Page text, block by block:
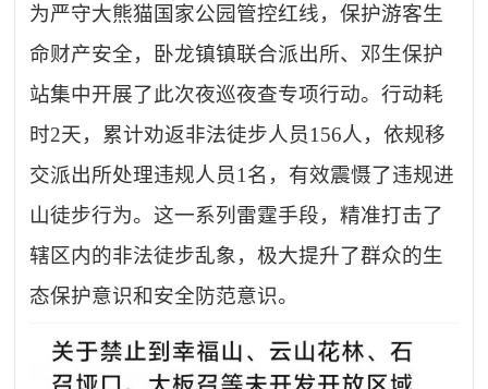
为严守大熊猫国家公园管控红线，保护游客生
命财产安全，卧龙镇镇联合派出所、邓生保护
站集中开展了此次夜巡夜查专项行动。行动耗
时2天，累计劝返非法徒步人员156人，依规移
交派出所处理违规人员1名，有效震慑了违规进
山徒步行为。这一系列雷霆手段，精准打击了
辖区内的非法徒步乱象，极大提升了群众的生
态保护意识和安全防范意识。